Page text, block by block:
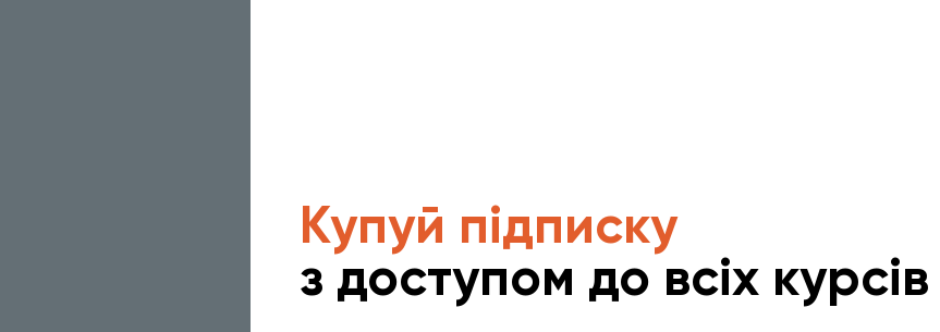
Купуй підписку
з доступом до всіх курсів